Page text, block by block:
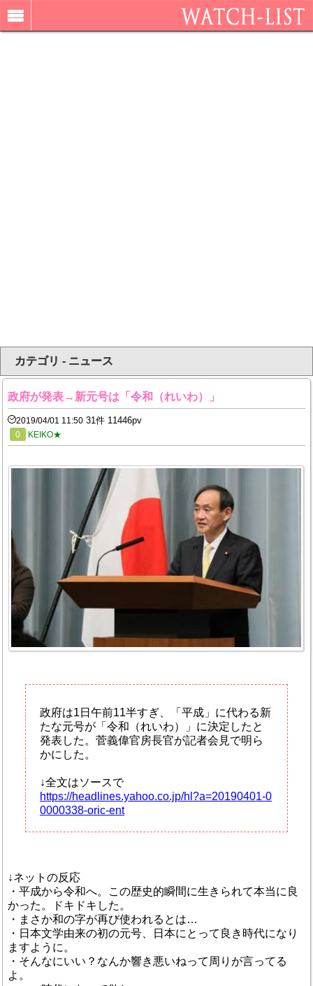
カテゴリ - ニュース
政府が発表→新元号は「令和（れいわ）」
2019/04/01 11:50 31件 11446pv
0 KEIKO★
政府は1日午前11半すぎ、「平成」に代わる新
たな元号が「令和（れいわ）」に決定したと
発表した。菅義偉官房長官が記者会見で明ら
かにした。
↓全文はソースで
https://headlines.yahoo.co.jp/hl?a=20190401-0
0000338-oric-ent
↓ネットの反応
・平成から令和へ。この歴史的瞬間に生きられて本当に良
かった。ドキドキした。
・まさか和の字が再び使われるとは…
・日本文学由来の初の元号、日本にとって良き時代になり
ますように。
・そんなにいい？なんか響き悪いねって周りが言ってる
よ。